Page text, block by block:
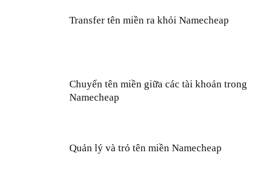
Transfer tên miền ra khỏi Namecheap
Chuyển tên miền giữa các tài khoản trong
Namecheap
Quản lý và trỏ tên miền Namecheap